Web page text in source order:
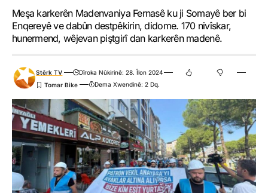
Meşa karkerên Madenvaniya Fernasê ku ji Somayê ber bi
Enqereyê ve dabûn destpêkirin, didome. 170 nivîskar,
hunermend, wêjevan piştgirî dan karkerên madenê.
Stêrk TV
Dîroka Nûkirinê: 28. Îlon 2024
Dema Xwendinê: 2 Dq.